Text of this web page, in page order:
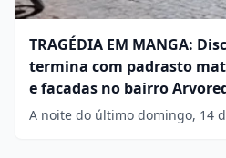
TRAGÉDIA EM MANGA:
termina com padrasto
e facadas no bairro
A noite do último domingo, 14